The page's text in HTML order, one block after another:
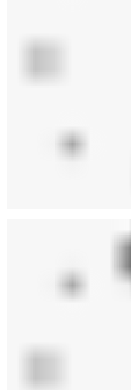
1. Thiết kế loa
Yamaha NS-F330 là
hướng đến sự tinh tế và
hiện đại. Với chiều cao
sản phẩm dễ dàng bố
phòng làm việc, phòng
chiếm quá nhiều diện